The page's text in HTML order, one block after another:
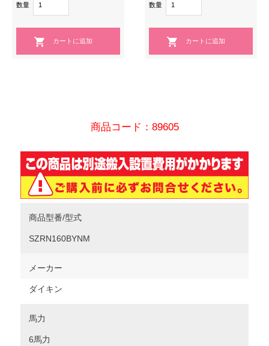
数量 数量
商品コード：89605
商品型番/型式
SZRN160BYNM
メーカー
ダイキン
馬力
6馬力